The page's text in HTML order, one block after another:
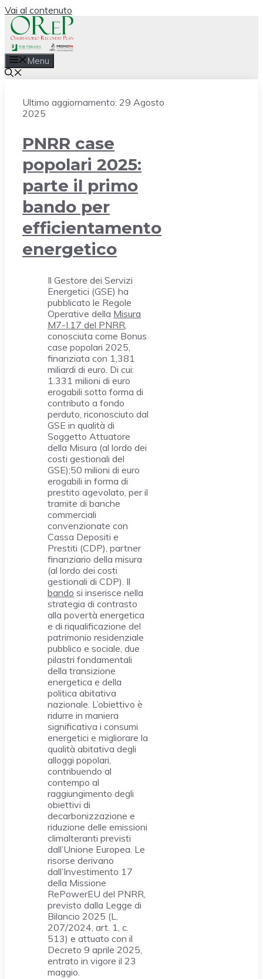
Vai al contenuto
Menu
Ultimo aggiornamento: 29 Agosto
2025
PNRR case
popolari 2025:
parte il primo
bando per
efficientamento
energetico
Il Gestore dei Servizi
Energetici (GSE) ha
pubblicato le Regole
Operative della Misura
M7-I.17 del PNRR,
conosciuta come Bonus
case popolari 2025,
finanziata con 1,381
miliardi di euro. Di cui:
1.331 milioni di euro
erogabili sotto forma di
contributo a fondo
perduto, riconosciuto dal
GSE in qualità di
Soggetto Attuatore
della Misura (al lordo dei
costi gestionali del
GSE);50 milioni di euro
erogabili in forma di
prestito agevolato, per il
tramite di banche
commerciali
convenzionate con
Cassa Depositi e
Prestiti (CDP), partner
finanziario della misura
(al lordo dei costi
gestionali di CDP). Il
bando si inserisce nella
strategia di contrasto
alla povertà energetica
e di riqualificazione del
patrimonio residenziale
pubblico e sociale, due
pilastri fondamentali
della transizione
energetica e della
politica abitativa
nazionale. L’obiettivo è
ridurre in maniera
significativa i consumi
energetici e migliorare la
qualità abitativa degli
alloggi popolari,
contribuendo al
contempo al
raggiungimento degli
obiettivi di
decarbonizzazione e
riduzione delle emissioni
climalteranti previsti
dall’Unione Europea. Le
risorse derivano
dall’Investimento 17
della Missione
RePowerEU del PNRR,
previsto dalla Legge di
Bilancio 2025 (L.
207/2024, art. 1, c.
513) e attuato con il
Decreto 9 aprile 2025,
entrato in vigore il 23
maggio.